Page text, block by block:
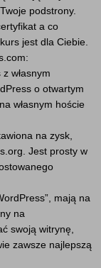
podstrony.
a co
jest dla Ciebie.
własnym
o otwartym
własnym hoście
na zysk,
Jest prosty w
mają na
na
swoją witrynę,
zawsze najlepszą